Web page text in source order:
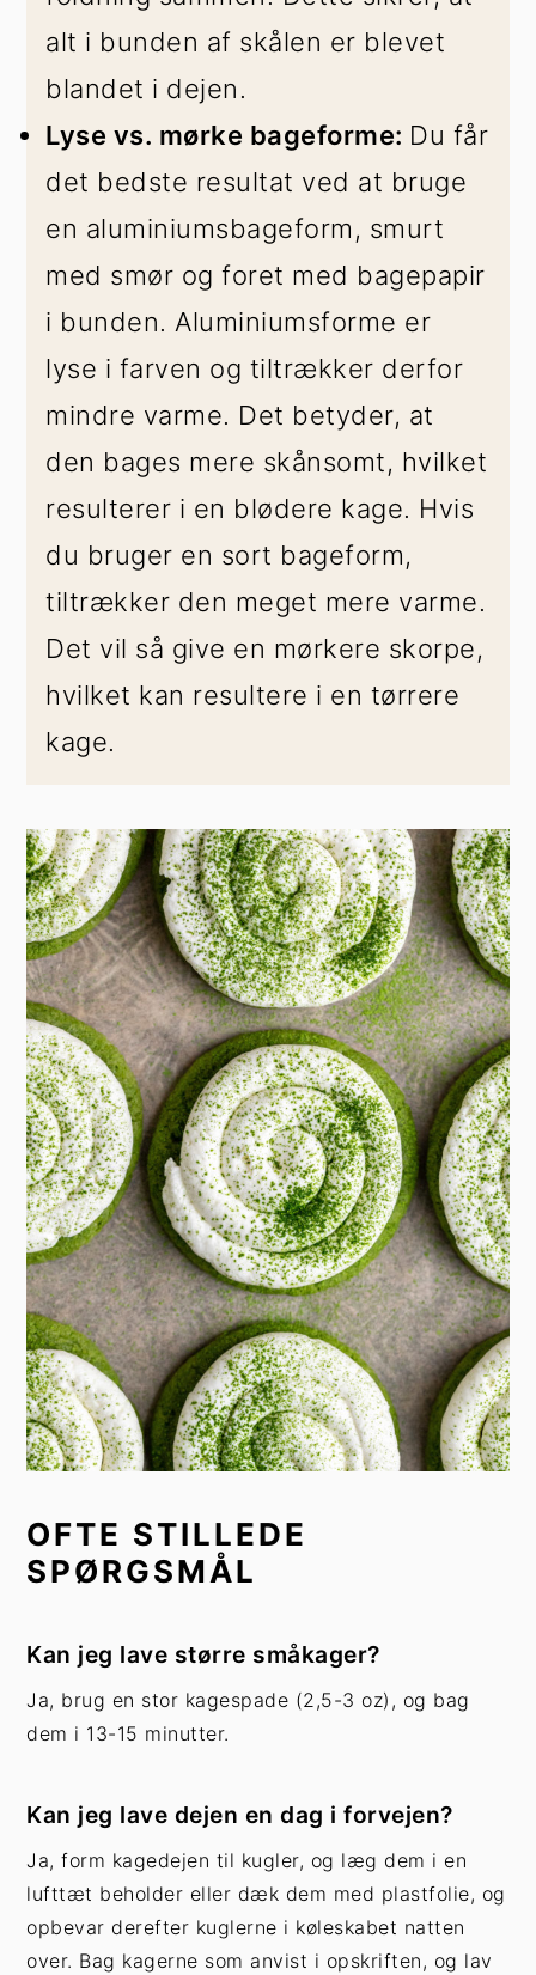
alt i bunden af skålen er blevet
blandet i dejen.
Lyse vs. mørke bageforme: Du får
det bedste resultat ved at bruge
en aluminiumsbageform, smurt
med smør og foret med bagepapir
i bunden. Aluminiumsforme er
lyse i farven og tiltrækker derfor
mindre varme. Det betyder, at
den bages mere skånsomt, hvilket
resulterer i en blødere kage. Hvis
du bruger en sort bageform,
tiltrækker den meget mere varme.
Det vil så give en mørkere skorpe,
hvilket kan resultere i en tørrere
kage.
OFTE STILLEDE
SPØRGSMÅL
Kan jeg lave større småkager?
Ja, brug en stor kagespade (2,5-3 oz), og bag
dem i 13-15 minutter.
Kan jeg lave dejen en dag i forvejen?
Ja, form kagedejen til kugler, og læg dem i en
lufttæt beholder eller dæk dem med plastfolie, og
opbevar derefter kuglerne i køleskabet natten
over. Bag kagerne som anvist i opskriften, og lav